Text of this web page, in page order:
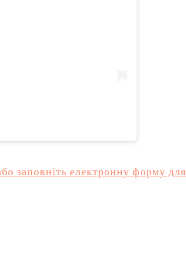
заповніть електронну форму для